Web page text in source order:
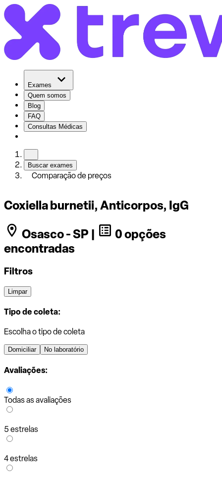
Exames
Quem somos
Blog
FAQ
Consultas Médicas
Buscar exames
Comparação de preços
Coxiella burnetii, Anticorpos, IgG
Osasco - SP |
0 opções
encontradas
Filtros
Limpar
Tipo de coleta:
Escolha o tipo de coleta
Domiciliar No laboratório
Avaliações:
Todas as avaliações
5 estrelas
4 estrelas